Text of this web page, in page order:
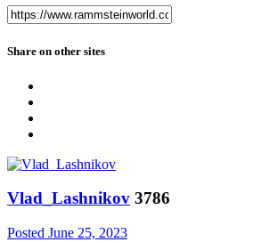
Share on other sites
Vlad_Lashnikov 3786
Posted June 25, 2023